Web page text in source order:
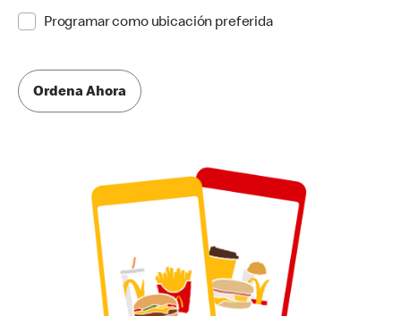
Programar como ubicación preferida
Ordena Ahora